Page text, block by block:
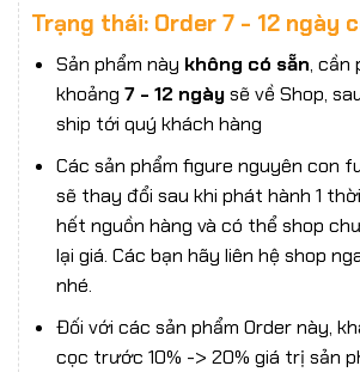
Trạng thái: Order 7 - 12 ngày
Sản phẩm này không có sẵn, cần
khoảng 7 - 12 ngàysẽ về Shop,
ship tới quý khách hàng
Các sản phẩm figure nguyên con
sẽ thay đổi sau khi phát hành 1
hết nguồn hàng và có thể shop
lại giá. Các bạn hãy liên hệ shop
nhé.
Đối với các sản phẩm Order này,
cọc trước 10% -> 20% giá trị sản